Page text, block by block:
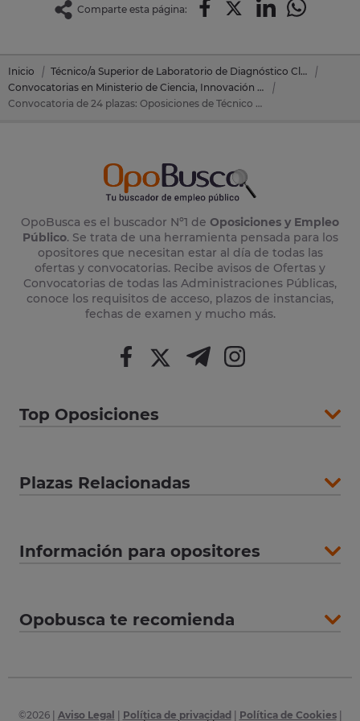
Comparte esta página:
Inicio
Técnico/a Superior de Laboratorio de Diagnóstico Clínico y Biomédico
Convocatorias en Ministerio de Ciencia, Innovación y Universidades
Convocatoria de 24 plazas: Oposiciones de Técnico Laboratorio de Diagnóstico en Ministerio de Ciencia, Innovación y Universidades
OpoBusca es el buscador Nº1 de Oposiciones y Empleo
Público. Se trata de una herramienta pensada para los
opositores que necesitan estar al día de todas las
ofertas y convocatorias. Recibe avisos de Ofertas y
Convocatorias de todas las Administraciones Públicas,
conoce los requisitos de acceso, plazos de instancias,
fechas de examen y mucho más.
Top Oposiciones
Plazas Relacionadas
Información para opositores
Opobusca te recomienda
©2026| Aviso Legal Política de privacidad Política de Cookies|